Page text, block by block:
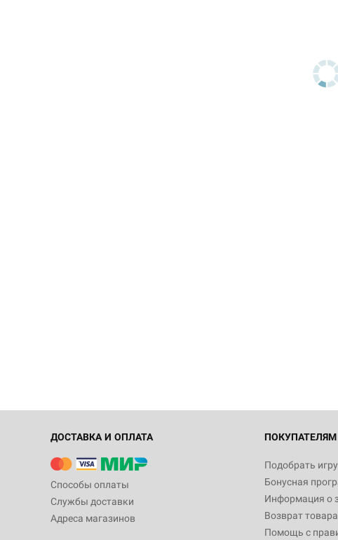
ДОСТАВКА И ОПЛАТА
Способы оплаты
Службы доставки
Адреса магазинов
ПОКУПАТЕЛЯМ
Подобрать игру
Бонусная
Информация о
Возврат товара
Помощь с